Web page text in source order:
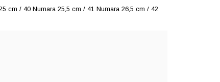
cm / 40 Numara 25,5 cm / 41 Numara 26,5 cm / 42